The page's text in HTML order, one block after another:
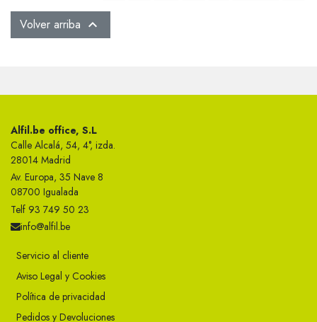
Volver arriba 
Alfil.be office, S.L
Calle Alcalá, 54, 4°, izda.
28014 Madrid
Av. Europa, 35 Nave 8
08700 Igualada
Telf 93 749 50 23
info@alfil.be
Servicio al cliente
Aviso Legal y Cookies
Política de privacidad
Pedidos y Devoluciones